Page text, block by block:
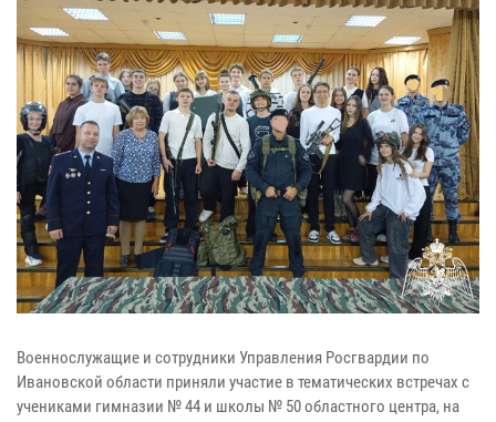
Военнослужащие и сотрудники Управления Росгвардии по
Ивановской области приняли участие в тематических встречах с
учениками гимназии № 44 и школы № 50 областного центра, на